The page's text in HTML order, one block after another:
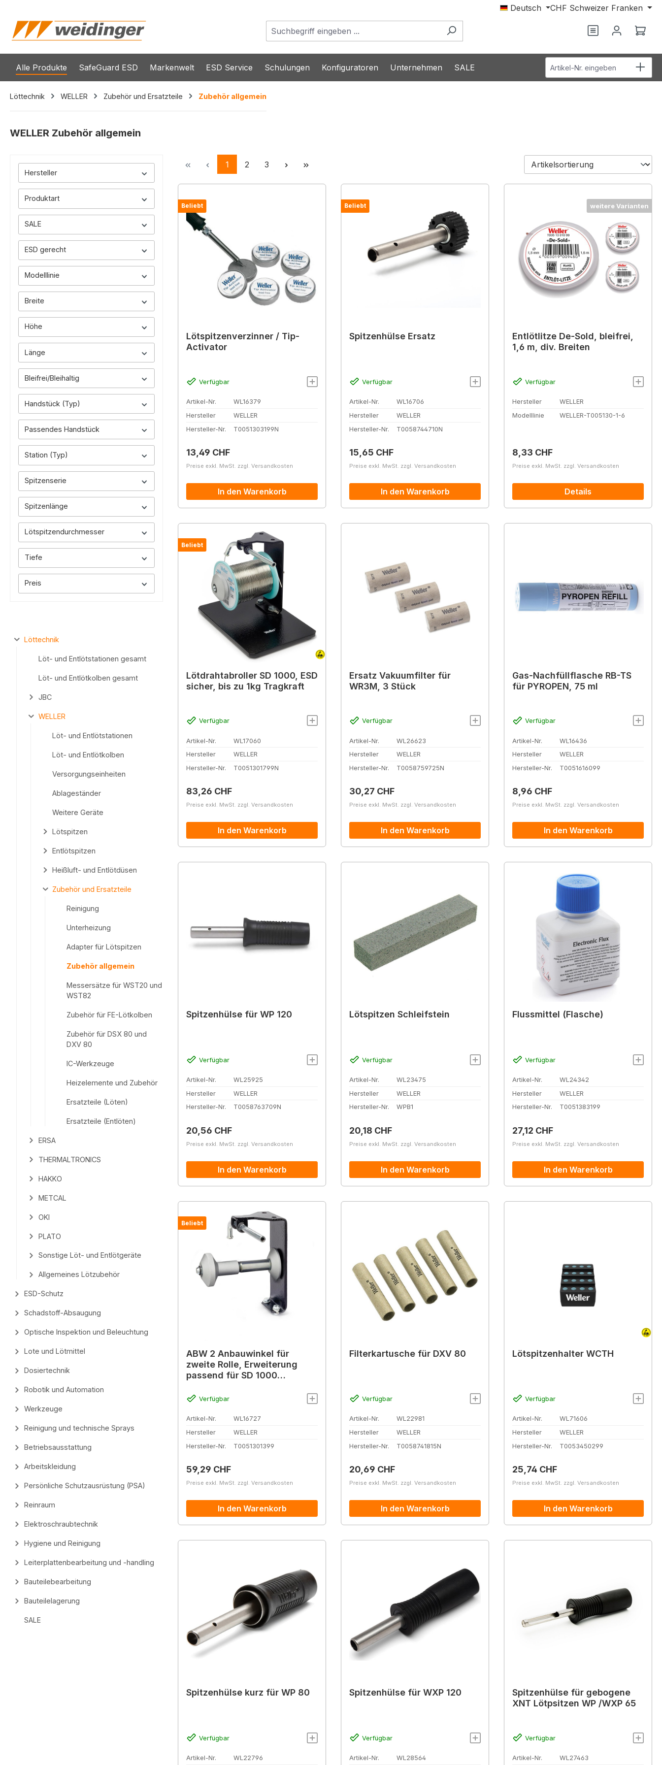
Deutsch CHF Schweizer Franken
Du hast 0
Alle Produkte SafeGuard ESD Markenwelt ESD Service Schulungen Konfiguratoren Unternehmen SALE Artikel-Nr. eingeben
Löttechnik WELLER Zubehör und Ersatzteile Zubehör allgemein
WELLER Zubehör allgemein
Hersteller
Produktart
SALE
ESD gerecht
Modelllinie
Breite
Höhe
Länge
Bleifrei/Bleihaltig
Handstück (Typ)
Passendes Handstück
Station (Typ)
Spitzenserie
Spitzenlänge
Lötspitzendurchmesser
Tiefe
Preis
Löttechnik
Löt- und Entlötstationen gesamt
Löt- und Entlötkolben gesamt
JBC
WELLER
Löt- und Entlötstationen
Löt- und Entlötkolben
Versorgungseinheiten
Ablageständer
Weitere Geräte
Lötspitzen
Entlötspitzen
Heißluft- und Entlötdüsen
Zubehör und Ersatzteile
Reinigung
Unterheizung
Adapter für Lötspitzen
Zubehör allgemein
Messersätze für WST20 und
WST82
Zubehör für FE-Lötkolben
Zubehör für DSX 80 und
DXV 80
IC-Werkzeuge
Heizelemente und Zubehör
Ersatzteile (Löten)
Ersatzteile (Entlöten)
ERSA
THERMALTRONICS
HAKKO
METCAL
OKI
PLATO
Sonstige Löt- und Entlötgeräte
Allgemeines Lötzubehör
ESD-Schutz
Schadstoff-Absaugung
Optische Inspektion und Beleuchtung
Lote und Lötmittel
Dosiertechnik
Robotik und Automation
Werkzeuge
Reinigung und technische Sprays
Betriebsausstattung
Arbeitskleidung
Persönliche Schutzausrüstung (PSA)
Reinraum
Elektroschraubtechnik
Hygiene und Reinigung
Leiterplattenbearbeitung und -handling
Bauteilebearbeitung
Bauteilelagerung
SALE
Seite
1 Seite
2 Seite
3
Beliebt
Lötspitzenverzinner / Tip-
Activator
Verfügbar
Artikel-Nr.
WL16379
Hersteller
WELLER
Hersteller-Nr.
T0051303199N
Regulärer Preis:
13,49 CHF
Preise exkl. MwSt. zzgl. Versandkosten
In den Warenkorb
Beliebt
Spitzenhülse Ersatz
Verfügbar
Artikel-Nr.
WL16706
Hersteller
WELLER
Hersteller-Nr.
T0058744710N
Regulärer Preis:
15,65 CHF
Preise exkl. MwSt. zzgl. Versandkosten
In den Warenkorb
weitere Varianten
Entlötlitze De-Sold, bleifrei,
1,6 m, div. Breiten
Verfügbar
Hersteller
WELLER
Modelllinie
WELLER-T005130-1-6
Regulärer Preis:
8,33 CHF
Preise exkl. MwSt. zzgl. Versandkosten
Details
Beliebt
Lötdrahtabroller SD 1000, ESD
sicher, bis zu 1kg Tragkraft
Verfügbar
Artikel-Nr.
WL17060
Hersteller
WELLER
Hersteller-Nr.
T0051301799N
Regulärer Preis:
83,26 CHF
Preise exkl. MwSt. zzgl. Versandkosten
In den Warenkorb
Ersatz Vakuumfilter für
WR3M, 3 Stück
Verfügbar
Artikel-Nr.
WL26623
Hersteller
WELLER
Hersteller-Nr.
T0058759725N
Regulärer Preis:
30,27 CHF
Preise exkl. MwSt. zzgl. Versandkosten
In den Warenkorb
Gas-Nachfüllflasche RB-TS
für PYROPEN, 75 ml
Verfügbar
Artikel-Nr.
WL16436
Hersteller
WELLER
Hersteller-Nr.
T0051616099
Regulärer Preis:
8,96 CHF
Preise exkl. MwSt. zzgl. Versandkosten
In den Warenkorb
Spitzenhülse für WP 120
Verfügbar
Artikel-Nr.
WL25925
Hersteller
WELLER
Hersteller-Nr.
T0058763709N
Regulärer Preis:
20,56 CHF
Preise exkl. MwSt. zzgl. Versandkosten
In den Warenkorb
Lötspitzen Schleifstein
Verfügbar
Artikel-Nr.
WL23475
Hersteller
WELLER
Hersteller-Nr.
WPB1
Regulärer Preis:
20,18 CHF
Preise exkl. MwSt. zzgl. Versandkosten
In den Warenkorb
Flussmittel (Flasche)
Verfügbar
Artikel-Nr.
WL24342
Hersteller
WELLER
Hersteller-Nr.
T0051383199
Regulärer Preis:
27,12 CHF
Preise exkl. MwSt. zzgl. Versandkosten
In den Warenkorb
Beliebt
ABW 2 Anbauwinkel für
zweite Rolle, Erweiterung
passend für SD 1000
Verfügbar
Artikel-Nr.
WL16727
Hersteller
WELLER
Hersteller-Nr.
T0051301399
Regulärer Preis:
59,29 CHF
Preise exkl. MwSt. zzgl. Versandkosten
In den Warenkorb
Filterkartusche für DXV 80
Verfügbar
Artikel-Nr.
WL22981
Hersteller
WELLER
Hersteller-Nr.
T0058741815N
Regulärer Preis:
20,69 CHF
Preise exkl. MwSt. zzgl. Versandkosten
In den Warenkorb
Lötspitzenhalter WCTH
Verfügbar
Artikel-Nr.
WL71606
Hersteller
WELLER
Hersteller-Nr.
T0053450299
Regulärer Preis:
25,74 CHF
Preise exkl. MwSt. zzgl. Versandkosten
In den Warenkorb
Spitzenhülse kurz für WP 80
Verfügbar
Artikel-Nr. WL22796
Spitzenhülse für WXP 120
Verfügbar
Artikel-Nr. WL28564
Spitzenhülse für gebogene
XNT Lötpsitzen WP /WXP 65
Verfügbar
Artikel-Nr. WL27463